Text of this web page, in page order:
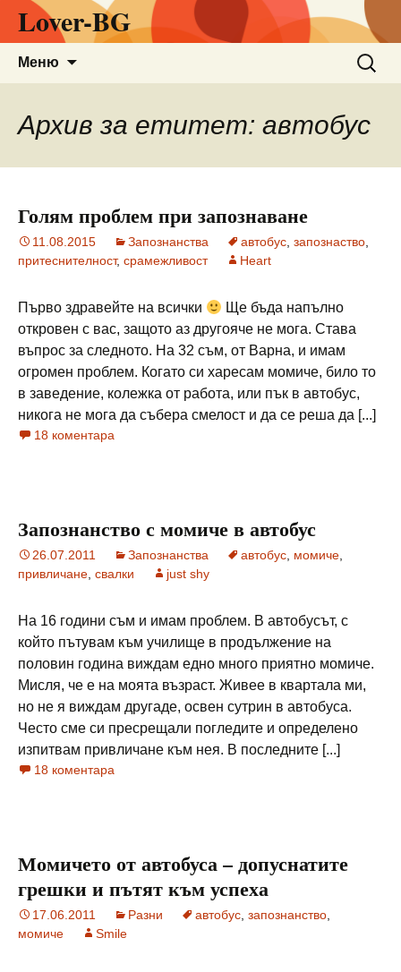
Lover-BG
Меню
за:
Архив за етитет: автобус
Голям проблем при запознаване
11.08.2015 Запознанства автобус запознаство
притеснителност, срамежливост Heart
Първо здравейте на всички
Ще бъда напълно
откровен с вас, защото аз другояче не мога. Става
въпрос за следното. На 32 съм, от Варна, и имам
огромен проблем. Когато си харесам момиче, било то
в заведение, колежка от работа, или пък в автобус,
никога не мога да събера смелост и да се реша да [...]
18 коментара
Запознанство с момиче в автобус
26.07.2011 Запознанства автобус момиче
привличане свалки just shy
На 16 години съм и имам проблем. В автобусът, с
който пътувам към училище в продължение на
половин година виждам едно много приятно момиче.
Мисля, че е на моята възраст. Живее в квартала ми,
но не я виждам другаде, освен сутрин в автобуса.
Често сме си пресрещали погледите и определено
изпитвам привличане към нея. В последните [...]
18 коментара
Момичето от автобуса – допуснатите
грешки и пътят към успеха
17.06.2011 Разни автобус запознанство
момиче
Smile